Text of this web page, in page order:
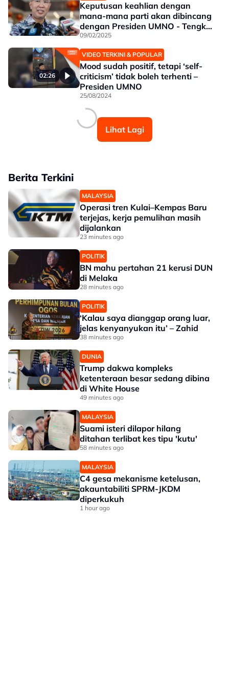
Keputusan keahlian dengan
mana-mana parti akan dibincang
dengan Presiden UMNO - Tengku
Zafrul
09/02/2025
02:26
VIDEO TERKINI & POPULAR
Mood sudah positif, tetapi ‘self-
criticism’ tidak boleh terhenti –
Presiden UMNO
25/08/2024
Lihat Lagi
Berita Terkini
MALAYSIA
Operasi tren Kulai–Kempas Baru
terjejas, kerja pemulihan masih
dijalankan
23 minutes ago
POLITIK
BN mahu pertahan 21 kerusi DUN
di Melaka
28 minutes ago
POLITIK
‘Kalau saya dianggap orang luar,
jelas kenyanyukan itu’ – Zahid
38 minutes ago
DUNIA
Trump dakwa kompleks
ketenteraan besar sedang dibina
di White House
49 minutes ago
MALAYSIA
Suami isteri dilapor hilang
ditahan terlibat kes tipu 'kutu'
58 minutes ago
MALAYSIA
C4 gesa mekanisme ketelusan,
akauntabiliti SPRM-JKDM
diperkukuh
1 hour ago